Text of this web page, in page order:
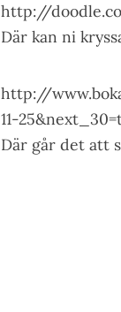
http://
Där kan ni
http://
11-
Där går det att